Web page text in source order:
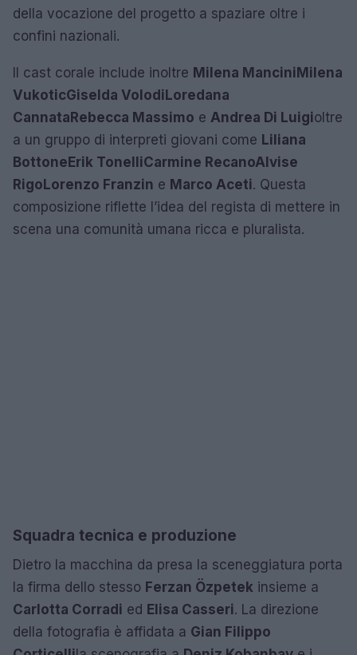
della vocazione del progetto a spaziare oltre i
confini nazionali.
Il cast corale include inoltre Milena Mancini Milena
VukoticGiselda Volodi Loredana
Cannata Rebecca Massimo e Andrea Di Luigioltre
a un gruppo di interpreti giovani come Liliana
Bottone Erik TonelliCarmine RecanoAlvise
Rigo Lorenzo Franzin e Marco Aceti. Questa
composizione riflette l’idea del regista di mettere in
scena una comunità umana ricca e pluralista.
Squadra tecnica e produzione
Dietro la macchina da presa la sceneggiatura porta
la firma dello stesso Ferzan Özpetek insieme a
Carlotta Corradi ed Elisa Casseri. La direzione
della fotografia è affidata a Gian Filippo